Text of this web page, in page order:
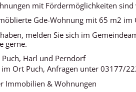
mit Fördermöglichkeiten sind
Gde-Wohnung mit 65 m2 im
haben, melden Sie sich im
gerne.
Puch, Harl und Perndorf
Ort Puch, Anfragen unter 03177/
Immobilien & Wohnungen